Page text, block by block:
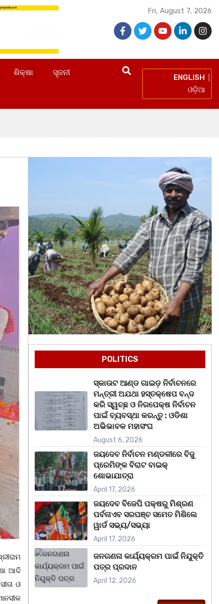
Fri, August 7, 2026
ଶିକ୍ଷା ସୃଜନୀ
ENGLISH
ଓଡ଼ିଆ
ଆଦି
ଓ
POLITICS
ସ୍କାଉଟ ଆଣ୍ଡ ଗାଇଡ଼ ନିର୍ବାଚନରେ
ମନ୍ତ୍ରୀ ଅଯଥା ହସ୍ତକ୍ଷେପ ବନ୍ଦ
କରି ସ୍ୱଚ୍ଛ ଓ ନିରପେକ୍ଷ ନିର୍ବାଚନ
ପାଇଁ ବ୍ୟବସ୍ଥା କରନ୍ତୁ : ଓଡିଶା
ଅଭିଭାବକ ମହାସଂଘ
August 6, 2026
ଜୟଦେବ ନିର୍ବାଚନ ମଣ୍ଡଳୀରେ ବିଜୁ
ପ୍ରେମିଙ୍କ ବିରାଟ ବାଇକ୍
ଶୋଭାଯାତ୍ରା
April 17, 2026
ଜୟଦେବ ବିଜେପି ପକ୍ଷରୁ ମିଶ୍ରଣ
ପର୍ବନାଏବ ସରପଞ୍ଚ ସମେତ ମିଶିଲେ
ୱାର୍ଡ ସଭ୍ୟ/ସଭ୍ୟା
April 17, 2026
ଜନଗଣନା କାର୍ଯ୍ୟକ୍ରମ ପାଇଁ ନିଯୁକ୍ତି
ପତ୍ର ପ୍ରଦାନ
April 12, 2026